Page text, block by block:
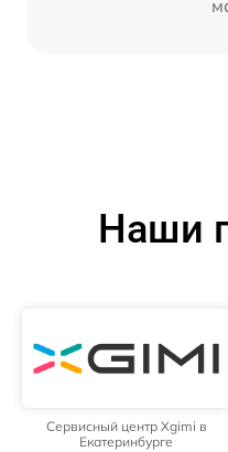
Наши
Сервисный центр Xgimi в
Екатеринбурге